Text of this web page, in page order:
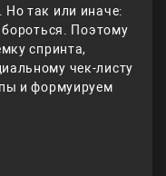
Но так или иначе:
бороться. Поэтому
спринта,
чек-листу
и формуируем